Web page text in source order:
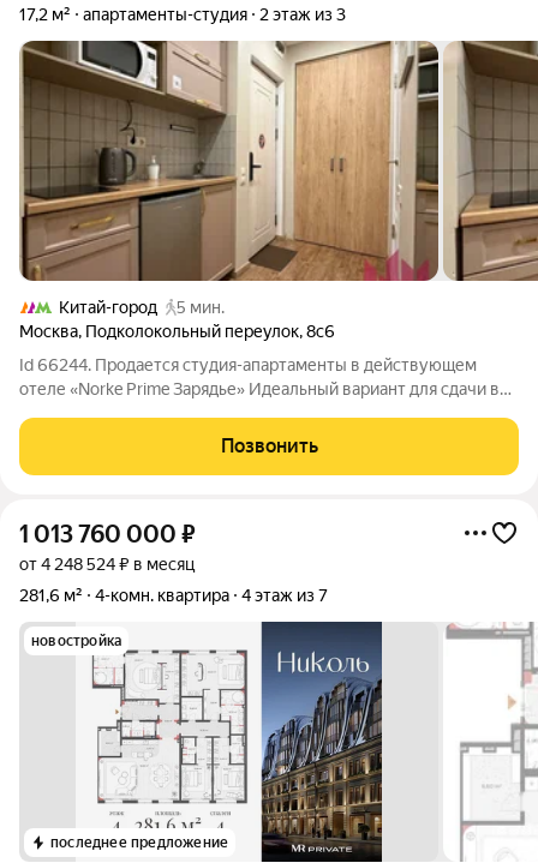
17,2 м² апартаменты-студия 2 этаж из 3
Китай-город
5 мин.
Москва, Подколокольный переулок,8с6
Id 66244. Продается студия-апартаменты в действующем
отеле «Norke Prime Зарядье» Идеальный вариант для сдачи в
себя управляющая компания. Они успешно ведут сеть из 11
отелей по Москве со
Позвонить
1 013 760 000 ₽
от 4 248 524 ₽ в месяц
281,6 м²
4-комн. квартира 4 этаж из 7
новостройка
последнее предложение